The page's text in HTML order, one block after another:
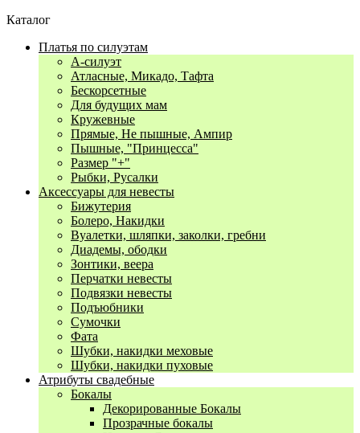
Каталог
Платья по силуэтам
А-силуэт
Атласные, Микадо, Тафта
Бескорсетные
Для будущих мам
Кружевные
Прямые, Не пышные, Ампир
Пышные, "Принцесса"
Размер "+"
Рыбки, Русалки
Аксессуары для невесты
Бижутерия
Болеро, Накидки
Вуалетки, шляпки, заколки, гребни
Диадемы, ободки
Зонтики, веера
Перчатки невесты
Подвязки невесты
Подъюбники
Сумочки
Фата
Шубки, накидки меховые
Шубки, накидки пуховые
Атрибуты свадебные
Бокалы
Декорированные Бокалы
Прозрачные бокалы